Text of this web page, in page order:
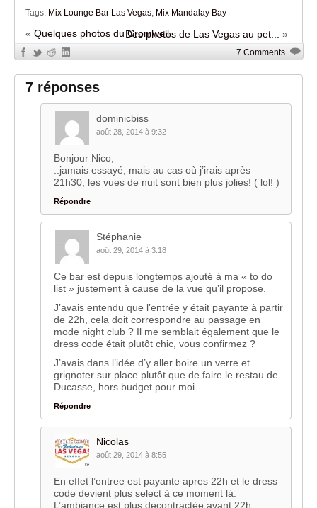
Tags: Mix Lounge Bar Las Vegas Mix Mandalay Bay
« Quelques photos du CromwellDes photos de Las Vegas au pet... »
7 Comments
7 réponses
dominicbiss
août 28, 2014 à 9:32
Bonjour Nico,
..jamais essayé, mais au cas où j’irais après
21h30; les vues de nuit sont bien plus jolies! ( lol! )
Répondre
Stéphanie
août 29, 2014 à 3:18
Ce bar est depuis longtemps ajouté à ma « to do
list » justement à cause de la vue qu’il propose.
J’avais entendu que l’entrée y était payante à partir
de 22h, cela doit correspondre au passage en
mode night club ? Il me semblait également que le
dress code était plutôt chic, vous confirmez ?
J’avais dans l’idée d’y aller boire un verre et
grignoter sur place plutôt que de faire le restau de
Ducasse, hors budget pour moi.
Répondre
Nicolas
août 29, 2014 à 8:55
En effet l’entree est payante apres 22h et le dress
code devient plus select à ce moment là.
L’ambiance est plus decontractée avant 22h.